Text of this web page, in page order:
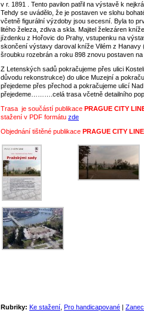
v r. 1891 . Tento pavilon patřil na výstavě k
Tehdy se uvádělo, že je postaven ve slohu
včetně figurální výzdoby jsou secesní. Byla to
litého železa, zdiva a skla. Majitel železáren
jízdenku z Hořovic do Prahy, vstupenku na
skončení výstavy daroval kníže Vilém z Hanavy
šroubku rozebrán a roku 898 znovu postaven
Z Letenských sadů pokračujeme přes ulici
důvodu rekonstrukce) do ulice Muzejní a
přejedeme přes přechod a pokračujeme ulicí
přejedeme……….celá trasa včetně detailního
Trasa je součástí publikace PRAGUE CITY
stažení v PDF formátu zde
Objednání tištěné publikace PRAGUE CITY
Rubriky: Ke stažení Pro handicapované |